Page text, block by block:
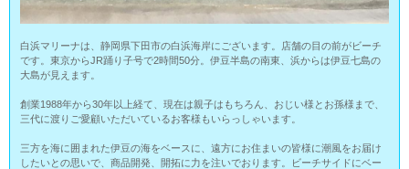
白浜マリーナは、静岡県下田市の白浜海岸にございます。店舗の目の前がビーチ
です。東京からJR踊り子号で2時間50分。伊豆半島の南東、浜からは伊豆七島の
大島が見えます。
創業1988年から30年以上経て、現在は親子はもちろん、おじい様とお孫様まで、
三代に渡りご愛顧いただいているお客様もいらっしゃいます。
三方を海に囲まれた伊豆の海をベースに、遠方にお住まいの皆様に潮風をお届け
したいとの思いで、商品開発、開拓に力を注いでおります。ビーチサイドにベー